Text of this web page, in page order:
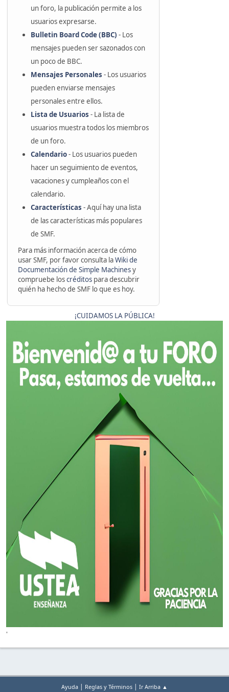
un foro, la publicación permite a los
usuarios expresarse.
Bulletin Board Code (BBC) - Los
mensajes pueden ser sazonados con
un poco de BBC.
Mensajes Personales - Los usuarios
pueden enviarse mensajes
personales entre ellos.
Lista de Usuarios - La lista de
usuarios muestra todos los miembros
de un foro.
Calendario- Los usuarios pueden
hacer un seguimiento de eventos,
vacaciones y cumpleaños con el
calendario.
Características - Aquí hay una lista
de las características más populares
de SMF.
Para más información acerca de cómo
usar SMF, por favor consulta laWiki de
Documentación de Simple Machinesy
compruebe loscréditos para descubrir
quién ha hecho de SMF lo que es hoy.
¡CUIDAMOS LA PÚBLICA!
'
Ayuda | Reglas y Términos | Ir Arriba ▲